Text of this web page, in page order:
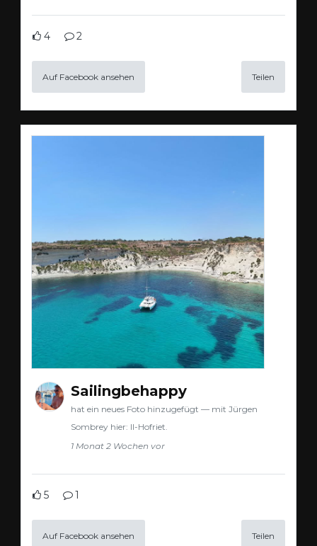
4 2
Auf Facebook ansehen Teilen
Sailingbehappy
hat ein neues Foto hinzugefügt — mit Jürgen
Sombrey hier: Il-Hofriet.
1 Monat 2 Wochen vor
5 1
Auf Facebook ansehen Teilen